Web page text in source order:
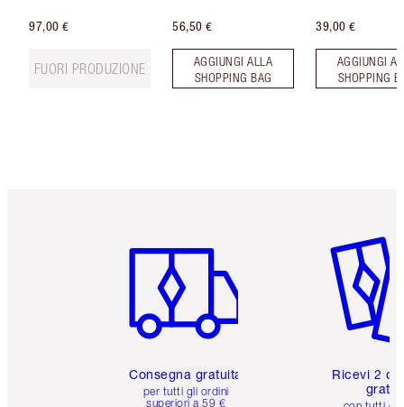
97,00 €
FUORI PRODUZIONE
56,50 €
AGGIUNGI ALLA
SHOPPING BAG
39,00 €
AGGIUNGI
SHOPPING
Consegna gratuita
per tutti gli ordini
superiori a 59 €
Ricevi 2